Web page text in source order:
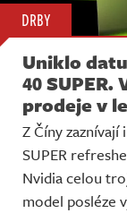
DRBY
Uniklo
40
prodeje v
Z Číny
SUPER
Nvidia celou
model posléze